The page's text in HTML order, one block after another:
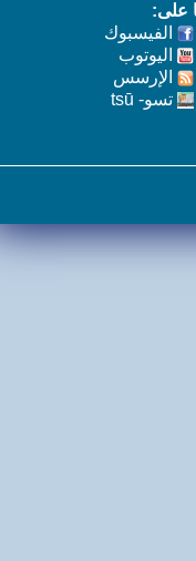
على:
الفيسبوك
اليوتوب
اﻹرسس
تسو- tsū